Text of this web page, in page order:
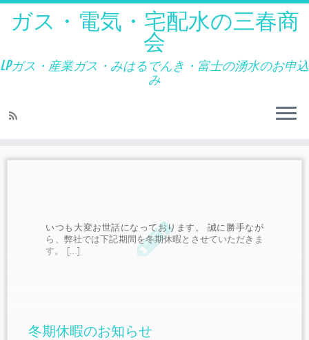
ガス・電気・宅配水の三春商
会
LPガス・産業ガス・みはるでんき・富士の湧水のお申込
み
いつも大変お世話になっております。 誠に勝手なが
ら、弊社では下記期間を冬期休暇とさせていただきま
す。 […]
冬期休暇のお知らせ